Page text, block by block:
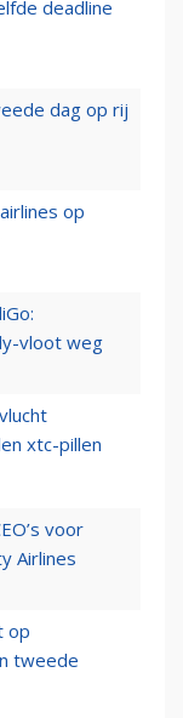
deadline
dag op rij
op
vloot weg
xtc-pillen
voor
Airlines
op
tweede